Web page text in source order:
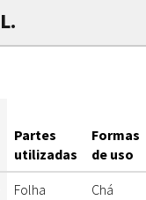
L.
Partes
utilizadas
Formas
de uso
Folha Chá